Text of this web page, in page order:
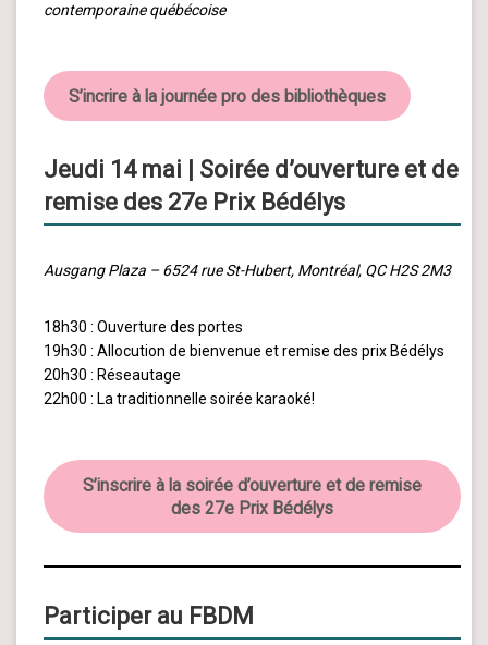
contemporaine québécoise
S’incrire à la journée pro des bibliothèques
Jeudi 14 mai | Soirée d’ouverture et de
remise des 27e Prix Bédélys
Ausgang Plaza – 6524 rue St-Hubert, Montréal, QC H2S 2M3
18h30 : Ouverture des portes
19h30 : Allocution de bienvenue et remise des prix Bédélys
20h30 : Réseautage
22h00 : La traditionnelle soirée karaoké!
S’inscrire à la soirée d’ouverture et de remise
des 27e Prix Bédélys
Participer au FBDM